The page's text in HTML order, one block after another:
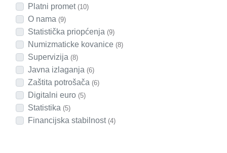
Platni promet (10)
O nama (9)
Statistička priopćenja (9)
Numizmaticke kovanice (8)
Supervizija (8)
Javna izlaganja (6)
Zaštita potrošača (6)
Digitalni euro (5)
Statistika (5)
Financijska stabilnost (4)